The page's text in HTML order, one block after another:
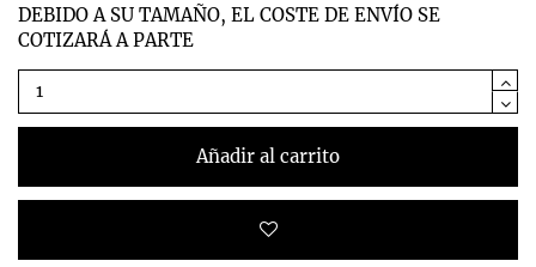
DEBIDO A SU TAMAÑO, EL COSTE DE ENVÍO SE
COTIZARÁ A PARTE
Añadir al carrito